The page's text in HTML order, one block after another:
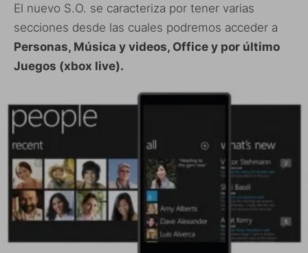
El nuevo S.O. se caracteriza por tener varias
secciones desde las cuales podremos acceder a
Personas, Música y videos, Office y por último
Juegos (xbox live).